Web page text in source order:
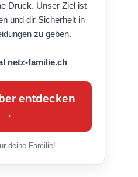
Druck. Unser Ziel ist
und dir Sicherheit in
zu geben.
netz-familie.ch
entdecken
→
deine Familie!